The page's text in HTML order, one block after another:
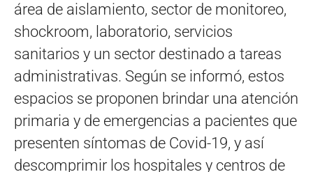
área de aislamiento, sector de monitoreo,
shockroom, laboratorio, servicios
sanitarios y un sector destinado a tareas
administrativas. Según se informó, estos
espacios se proponen brindar una atención
primaria y de emergencias a pacientes que
presenten síntomas de Covid-19, y así
descomprimir los hospitales y centros de